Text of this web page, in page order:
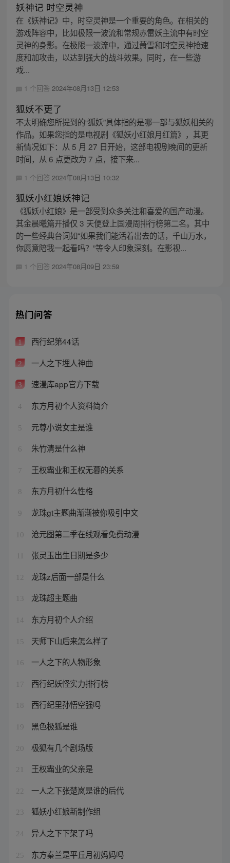
妖神记 时空灵神
在《妖神记》中，时空灵神是一个重要的角色。在相关的
游戏阵容中，比如极限一波流和常规赤雷妖主流中有时空
灵神的身影。在极限一波流中，通过萧雪和时空灵神抢速
度和加攻击，以达到强大的战斗效果。同时，在一些游
戏...
1 个回答 2024年08月13日 12:53
狐妖不更了
不太明确您所提到的“狐妖”具体指的是哪一部与狐妖相关的
作品。如果您指的是电视剧《狐妖小红娘月红篇》，其更
新情况如下：从 5 月 27 日开始，这部电视剧晚间的更新
时间，从 6 点更改为 7 点，接下来...
1 个回答 2024年08月13日 10:32
狐妖小红娘妖神记
《狐妖小红娘》是一部受到众多关注和喜爱的国产动漫。
其金晨曦篇开播仅 3 天便登上国漫周排行榜第二名。其中
的一些经典台词如“如果我们能活着出去的话，千山万水，
你愿意陪我一起看吗？”等令人印象深刻。在影视...
1 个回答 2024年08月09日 23:59
热门问答
1 西行纪第44话
2 一人之下埋人神曲
3 速漫库app官方下载
4 东方月初个人资料简介
5 元尊小说女主是谁
6 朱竹清是什么神
7 王权霸业和王权无暮的关系
8 东方月初什么性格
9 龙珠gt主题曲渐渐被你吸引中文
10 沧元图第二季在线观看免费动漫
张灵玉出生日期是多少
12 龙珠z后面一部是什么
13 龙珠超主题曲
14 东方月初个人介绍
15 天师下山后来怎么样了
16 一人之下的人物形象
17 西行纪妖怪实力排行榜
18 西行纪里孙悟空强吗
19 黑色极狐是谁
20 极狐有几个剧场版
21 王权霸业的父亲是
22 一人之下张楚岚是谁的后代
23 狐妖小红娘新制作组
24 异人之下下架了吗
25 东方秦兰是平丘月初妈妈吗